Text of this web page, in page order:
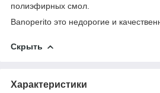
полиэфирных смол.
Banoperito это недорогие и
Скрыть
Характеристики